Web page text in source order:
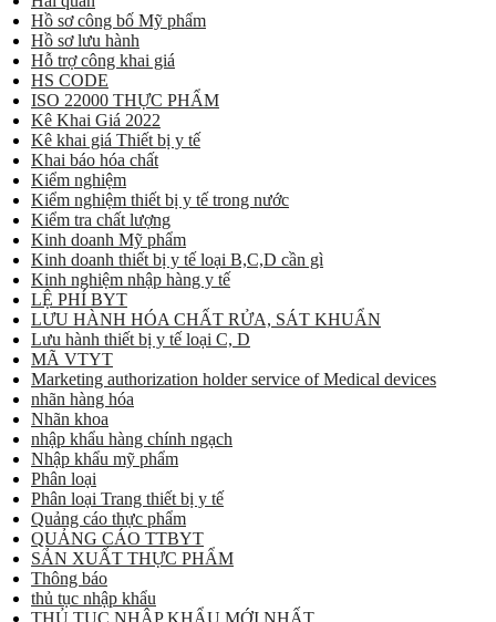
Hồ sơ công bố Mỹ phẩm
Hồ sơ lưu hành
Hỗ trợ công khai giá
HS CODE
ISO 22000 THỰC PHẨM
Kê Khai Giá 2022
Kê khai giá Thiết bị y tế
Khai báo hóa chất
Kiểm nghiệm
Kiểm nghiệm thiết bị y tế trong nước
Kiểm tra chất lượng
Kinh doanh Mỹ phẩm
Kinh doanh thiết bị y tế loại B,C,D cần gì
Kinh nghiệm nhập hàng y tế
LỆ PHÍ BYT
LƯU HÀNH HÓA CHẤT RỬA, SÁT KHUẨN
Lưu hành thiết bị y tế loại C, D
MÃ VTYT
Marketing authorization holder service of Medical devices
nhãn hàng hóa
Nhãn khoa
nhập khẩu hàng chính ngạch
Nhập khẩu mỹ phẩm
Phân loại
Phân loại Trang thiết bị y tế
Quảng cáo thực phẩm
QUẢNG CÁO TTBYT
SẢN XUẤT THỰC PHẨM
Thông báo
thủ tục nhập khẩu
THỦ TỤC NHẬP KHẨU MỚI NHẤT